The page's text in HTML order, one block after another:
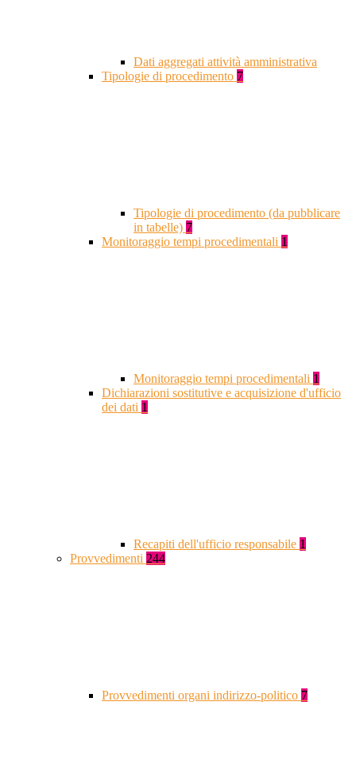
Dati aggregati attività amministrativa
Tipologie di procedimento 7
Tipologie di procedimento (da pubblicare
in tabelle) 7
Monitoraggio tempi procedimentali 1
Monitoraggio tempi procedimentali 1
Dichiarazioni sostitutive e acquisizione d'ufficio
dei dati 1
Recapiti dell'ufficio responsabile 1
Provvedimenti 244
Provvedimenti organi indirizzo-politico 7